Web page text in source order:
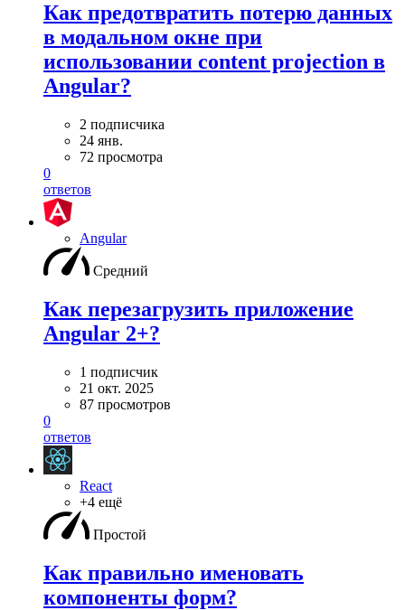
Как предотвратить потерю данных
в модальном окне при
использовании content projection в
Angular?
2 подписчика
24 янв.
72 просмотра
0
ответов
Angular
Средний
Как перезагрузить приложение
Angular 2+?
1 подписчик
21 окт. 2025
87 просмотров
0
ответов
React
+4 ещё
Простой
Как правильно именовать
компоненты форм?